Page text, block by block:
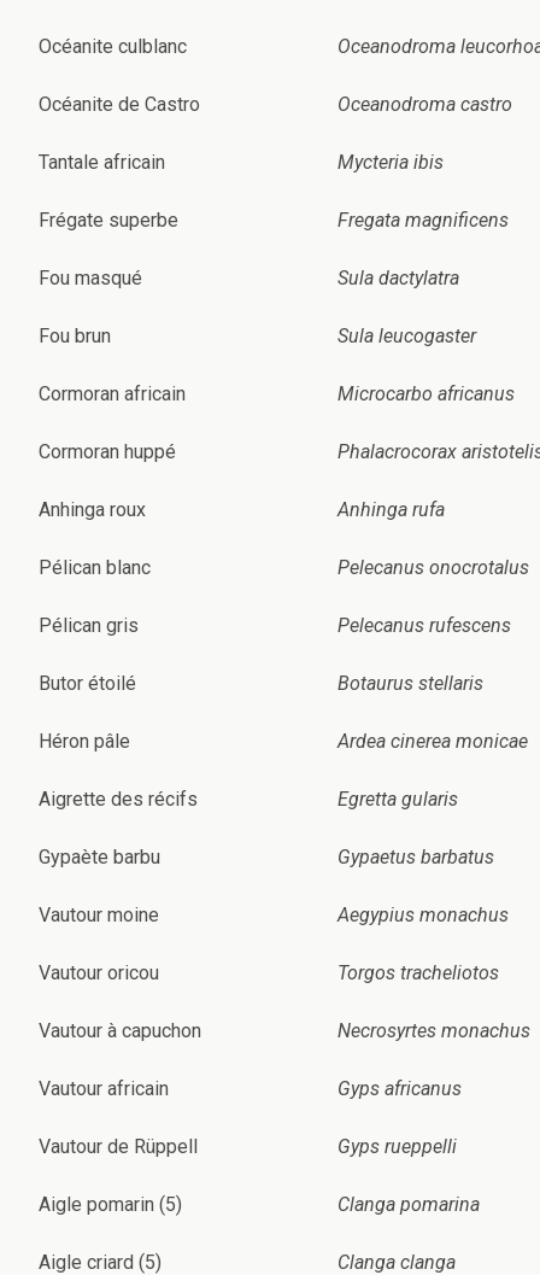
Océanite culblanc Oceanodroma
Océanite de Castro Oceanodroma castro
Tantale africain Mycteria ibis
Frégate superbe Fregata magnificens
Fou masqué Sula dactylatra
Fou brun Sula leucogaster
Cormoran africain Microcarbo africanus
Cormoran huppé Phalacrocorax
Anhinga roux Anhinga rufa
Pélican blanc Pelecanus onocrotalus
Pélican gris Pelecanus rufescens
Butor étoilé Botaurus stellaris
Héron pâle Ardea cinerea monicae
Aigrette des récifs Egretta gularis
Gypaète barbu Gypaetus barbatus
Vautour moine Aegypius monachus
Vautour oricou Torgos tracheliotos
Vautour à capuchon Necrosyrtes monachus
Vautour africain Gyps africanus
Vautour de Rüppell Gyps rueppelli
Aigle pomarin (5) Clanga pomarina
Aigle criard (5) Clanga clanga